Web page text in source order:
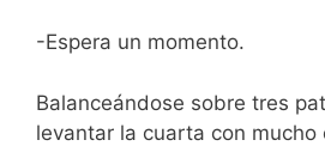
-Espera un momento.
Balanceándose sobre tres
levantar la cuarta con mucho